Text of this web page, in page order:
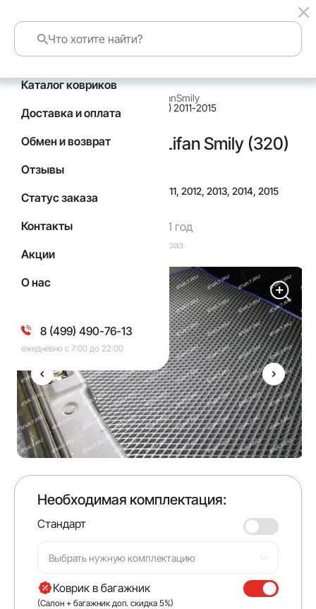
Каталог ковриков
Доставка и оплата
Обмен и возврат
Отзывы
Статус заказа
Контакты
Акции
О нас
8 (499) 490-76-13
ежедневно с 7:00 до 22:00
LifanSmily
Коврик в багажник Lifan Smily (320) 2011-2015
Коврик в багажник Lifan Smily (320)
2011-2015
Подойдут для Год выпуска а/м: 2011, 2012, 2013, 2014, 2015
Гарантия производителя 1 год
Товар заказан: 29 раз
Необходимая комплектация:
Стандарт
Выбрать нужную комплектацию
Коврик в багажник
(Салон + багажник доп. скидка 5%)